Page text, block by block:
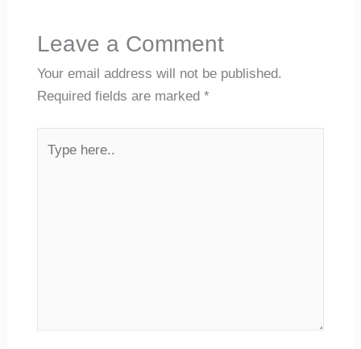
Leave a Comment
Your email address will not be published.
Required fields are marked *
here..